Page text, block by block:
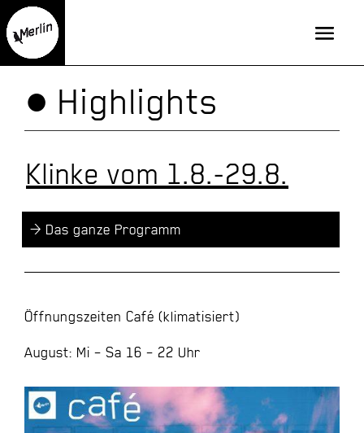
● Highlights
Klinke vom 1.8.-29.8.
> Das ganze Programm
Öffnungszeiten Café (klimatisiert)
August: Mi – Sa 16 – 22 Uhr